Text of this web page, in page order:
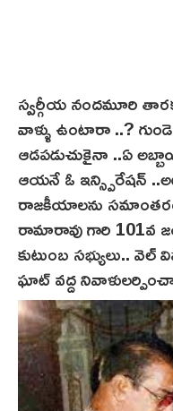
స్వర్గీయ నందమూరి
వాళ్ళు ఉంటారా ..?
ఆడపడుచుకైనా ..ఏ
ఆయనే ఓ ఇన్స్పిరేషన్
రాజకీయాలను
రామారావు గారి 101వ
కుటుంబ సభ్యులు..
ఘాట్ వద్ద